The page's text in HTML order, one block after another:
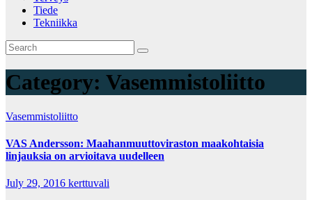
Tiede
Tekniikka
Category: Vasemmistoliitto
Vasemmistoliitto
VAS Andersson: Maahanmuuttoviraston maakohtaisia
linjauksia on arvioitava uudelleen
July 29, 2016 kerttuvali